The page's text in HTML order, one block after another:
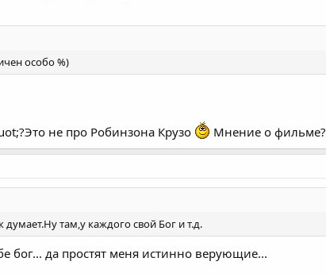
особо %)
не про Робинзона Крузо Мнение о фильме?
там,у каждого свой Бог и т.д.
бог... да простят меня истинно верующие...